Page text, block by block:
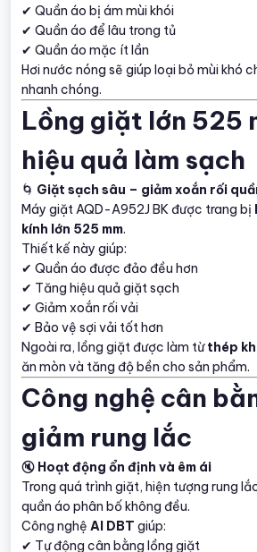
✔ Quần áo bị ám mùi khói
✔ Quần áo để lâu trong tủ
✔ Quần áo mặc ít lần
Hơi nước nóng sẽ giúp loại bỏ mùi khó
nhanh chóng.
Lồng giặt lớn 525
hiệu quả làm sạch
🌀 Giặt sạch sâu – giảm xoắn rối
Máy giặt AQD-A952J BK được trang bị
kính lớn 525 mm.
Thiết kế này giúp:
✔ Quần áo được đảo đều hơn
✔ Tăng hiệu quả giặt sạch
✔ Giảm xoắn rối vải
✔ Bảo vệ sợi vải tốt hơn
Ngoài ra, lồng giặt được làm từthép
ăn mòn và tăng độ bền cho sản phẩm.
Công nghệ cân
giảm rung lắc
🔇 Hoạt động ổn định và êm ái
Trong quá trình giặt, hiện tượng rung
quần áo phân bố không đều.
Công nghệ AI DBT giúp:
✔ Tự động cân bằng lồng giặt